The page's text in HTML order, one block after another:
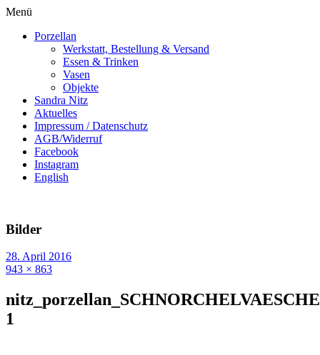
Menü
Porzellan
Werkstatt, Bestellung & Versand
Essen & Trinken
Vasen
Objekte
Sandra Nitz
Aktuelles
Impressum / Datenschutz
AGB/Widerruf
Facebook
Instagram
English
Bilder
28. April 2016
943 × 863
1